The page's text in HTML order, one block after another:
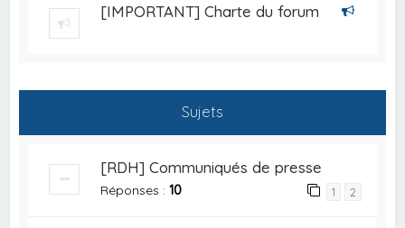
[IMPORTANT] Charte du forum
Sujets
[RDH] Communiqués de presse
Réponses :10 1 2